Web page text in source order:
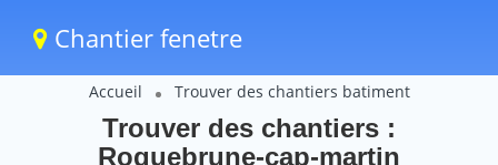
Chantier fenetre
Accueil Trouver des chantiers batiment
Trouver des chantiers :
Roquebrune-cap-martin